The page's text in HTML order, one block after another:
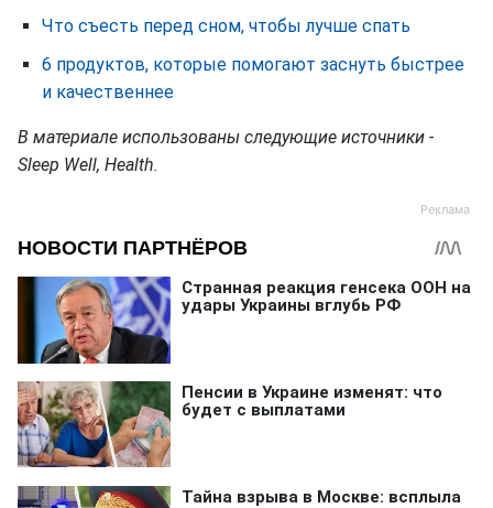
Что съесть перед сном, чтобы лучше спать
6 продуктов, которые помогают заснуть быстрее
и качественнее
В материале использованы следующие источники -
Sleep Well, Health.